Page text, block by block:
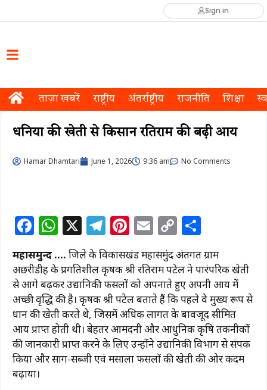
Sign in
ताज़ा खबरें राष्ट्रीय अंतर्राष्ट्रीय राजनीति शिक्षा
धनिया की खेती से किसान रतिराम की बढ़ी आय
Hamar Dhamtari June 1, 2026 9:36 am No Comments
F
c
e
b
o
o
k
W
h
at
s
A
p
p
X T
el
e
g
ra
m
Pi
n
te
re
st
E
m
ai
l
C
o
p
y
Li
n
k
ar
e
महासमुन्द …. जिले के विकासखंड महासमुंद अंतर्गत ग्राम
अछरीडीह के प्रगतिशील कृषक श्री रतिराम पटेल ने पारंपरिक खेती
से आगे बढ़कर उद्यानिकी फसलों को अपनाते हुए अपनी आय में
अच्छी वृद्धि की है। कृषक श्री पटेल बताते हैं कि पहले वे मुख्य रूप से
धान की खेती करते थे, जिसमें अधिक लागत के बावजूद सीमित
आय प्राप्त होती थी। बेहतर आमदनी और आधुनिक कृषि तकनीकों
की जानकारी प्राप्त करने के लिए उन्होंने उद्यानिकी विभाग से संपर्क
किया और साग-सब्जी एवं मसाला फसलों की खेती की ओर कदम
बढ़ाया।